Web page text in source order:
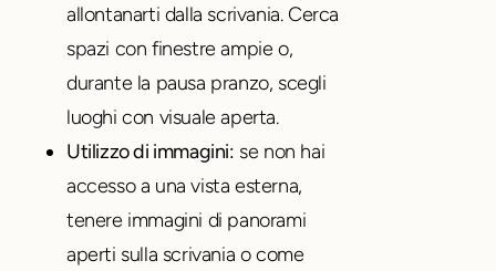
allontanarti dalla scrivania. Cerca
spazi con finestre ampie o,
durante la pausa pranzo, scegli
luoghi con visuale aperta.
Utilizzo di immagini: se non hai
accesso a una vista esterna,
tenere immagini di panorami
aperti sulla scrivania o come